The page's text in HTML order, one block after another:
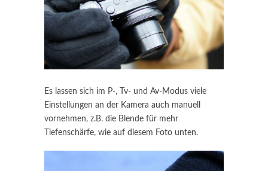
Es lassen sich im P-, Tv- und Av-Modus viele
Einstellungen an der Kamera auch manuell
vornehmen, z.B. die Blende für mehr
Tiefenschärfe, wie auf diesem Foto unten.